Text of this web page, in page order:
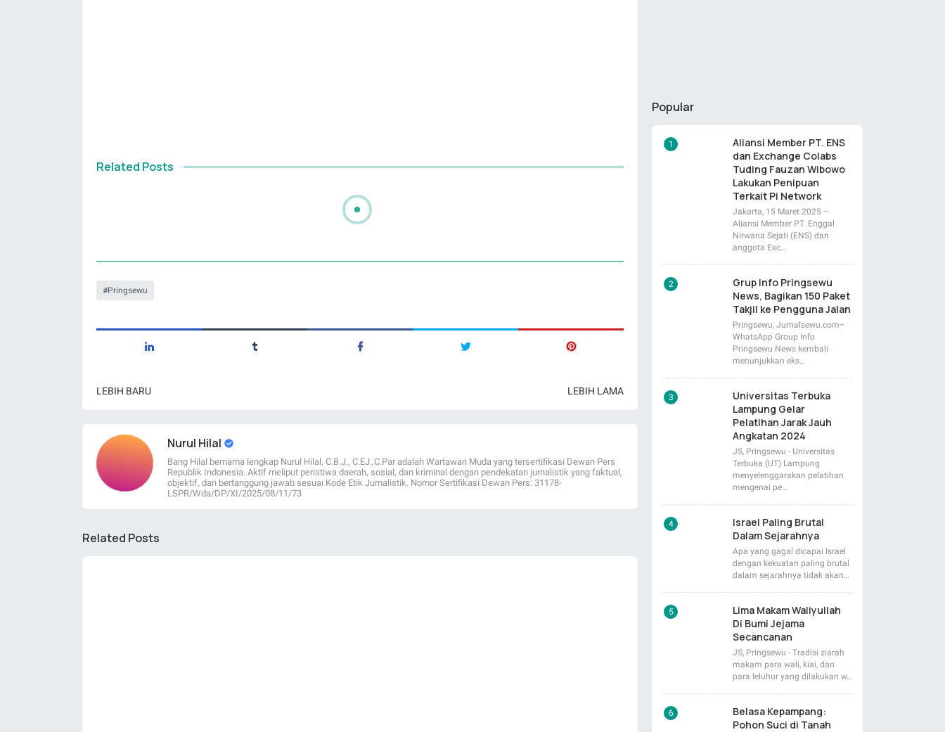
Related Posts
Pringsewu
LEBIH BARU LEBIH LAMA
Nurul Hilal
Bang Hilal bernama lengkap Nurul Hilal, C.B.J., C.EJ.,C.Par adalah Wartawan Muda yang tersertifikasi Dewan Pers
Republik Indonesia. Aktif meliput peristiwa daerah, sosial, dan kriminal dengan pendekatan jurnalistik yang faktual,
objektif, dan bertanggung jawab sesuai Kode Etik Jurnalistik. Nomor Sertifikasi Dewan Pers: 31178-
LSPR/Wda/DP/XI/2025/08/11/73
Related Posts
Popular
Aliansi Member PT. ENS
dan Exchange Colabs
Tuding Fauzan Wibowo
Lakukan Penipuan
Terkait Pi Network
Jakarta, 15 Maret 2025 –
Aliansi Member PT. Enggal
Nirwana Sejati (ENS) dan
anggota Exc…
Grup Info Pringsewu
News, Bagikan 150 Paket
Takjil ke Pengguna Jalan
Pringsewu, Jurnalsewu.com–
WhatsApp Group Info
Pringsewu News kembali
menunjukkan eks…
Universitas Terbuka
Lampung Gelar
Pelatihan Jarak Jauh
Angkatan 2024
JS, Pringsewu - Universitas
Terbuka (UT) Lampung
menyelenggarakan pelatihan
mengenai pe…
Israel Paling Brutal
Dalam Sejarahnya
Apa yang gagal dicapai Israel
dengan kekuatan paling brutal
dalam sejarahnya tidak akan…
Lima Makam Waliyullah
Di Bumi Jejama
Secancanan
JS, Pringsewu - Tradisi ziarah
makam para wali, kiai, dan
para leluhur yang dilakukan w…
Belasa Kepampang:
Pohon Suci di Tanah